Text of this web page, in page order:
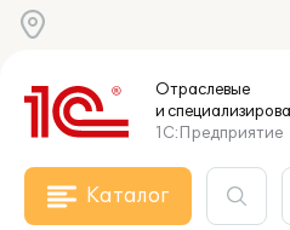
Отраслевые
и
1С:Предприятие
Каталог